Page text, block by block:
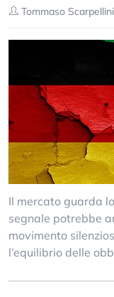
Tommaso Scarpellini
Il mercato guarda
segnale potrebbe
movimento
l’equilibrio delle